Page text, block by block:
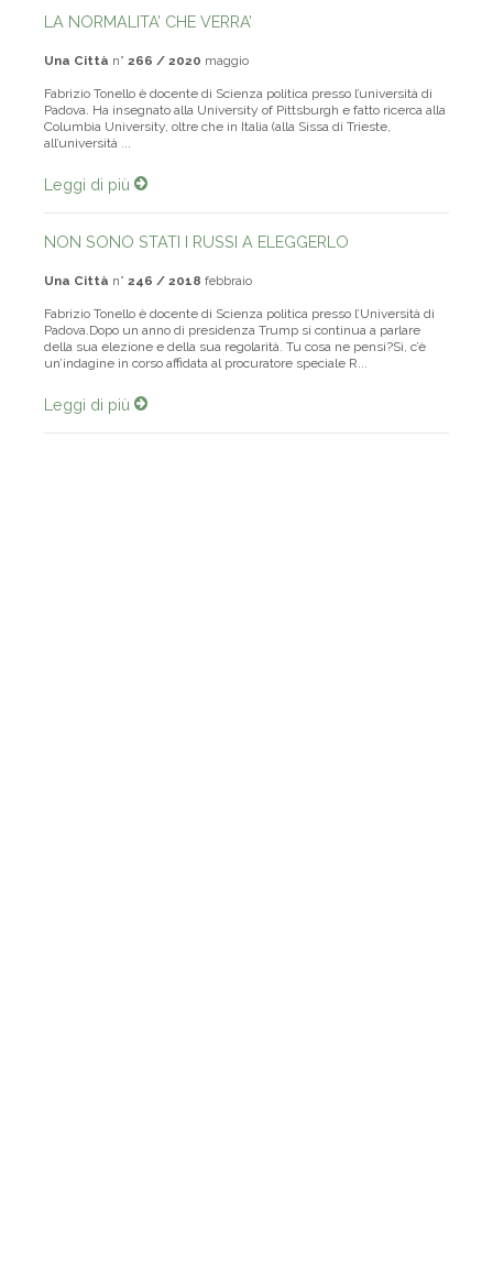
LA NORMALITA’ CHE VERRA’
Una Città n° 266 / 2020 maggio
Fabrizio Tonello è docente di Scienza politica presso l’università di
Padova. Ha insegnato alla University of Pittsburgh e fatto ricerca alla
Columbia University, oltre che in Italia (alla Sissa di Trieste,
all’università ...
Leggi di più
NON SONO STATI I RUSSI A ELEGGERLO
Una Città n° 246 / 2018 febbraio
Fabrizio Tonello è docente di Scienza politica presso l’Università di
Padova.Dopo un anno di presidenza Trump si continua a parlare
della sua elezione e della sua regolarità. Tu cosa ne pensi?Sì, c’è
un’indagine in corso affidata al procuratore speciale R...
Leggi di più